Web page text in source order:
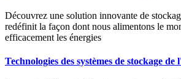
Découvrez une solution innovante de
redéfinit la façon dont nous alimentons le
efficacement les énergies
Technologies des systèmes de stockage